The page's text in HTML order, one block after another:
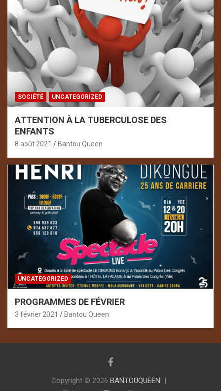
SOCIÉTÉ UNCATEGORIZED
ATTENTION À LA TUBERCULOSE DES
ENFANTS
8 août 2021 Bantou Queen
UNCATEGORIZED
PROGRAMMES DE FÉVRIER
3 février 2021 Bantou Queen
Copyright © 2026 BANTOUQUEEN